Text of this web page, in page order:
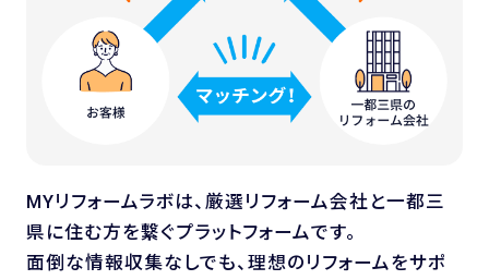
MYリフォームラボは、厳選リフォーム会社と一都三
県に住む方を繋ぐプラットフォームです。
面倒な情報収集なしでも、理想のリフォームをサポ